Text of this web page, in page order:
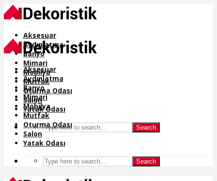
Aksesuar
Aydınlatma
Banyo
Mimari
Mobilya
Mutfak
Oturma Odası
Salon
Yatak Odası
Search
Aksesuar
Aydınlatma
Banyo
Mimari
Mobilya
Mutfak
Oturma Odası
Salon
Yatak Odası
Search